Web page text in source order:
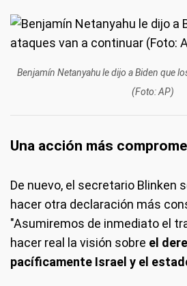
Benjamín Netanyahu le dijo a Biden que
(Foto: AP)
Una acción más
De nuevo, el secretario Blinken
hacer otra declaración más
"Asumiremos de inmediato el
hacer real la visión sobre el
pacíficamente Israel y el